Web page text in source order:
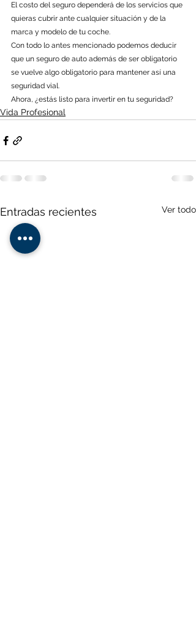
El costo del seguro dependerá de los servicios que
quieras cubrir ante cualquier situación y de la
marca y modelo de tu coche.
Con todo lo antes mencionado podemos deducir
que un seguro de auto además de ser obligatorio
se vuelve algo obligatorio para mantener así una
seguridad vial.
Ahora, ¿estás listo para invertir en tu seguridad?
Vida Profesional
Entradas recientes Ver todo